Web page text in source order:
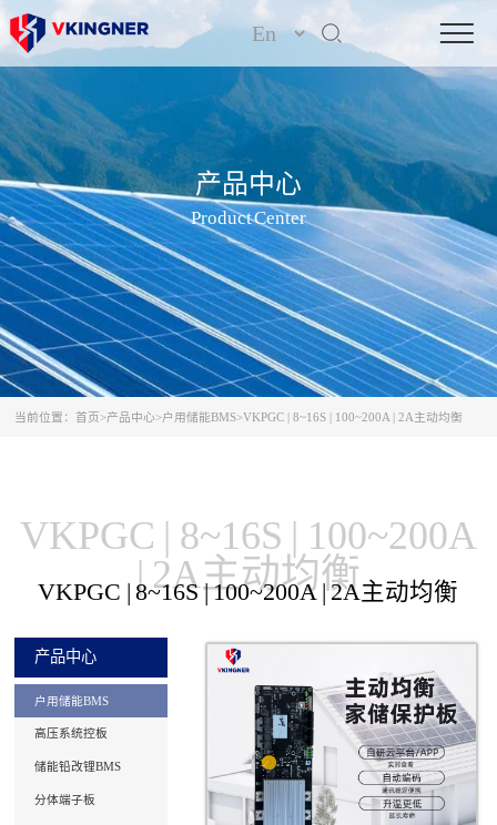
产品中心
Product Center
当前位置：首页 >产品中心>户用储能BMS>VKPGC | 8~16S | 100~200A | 2A主动均衡
VKPGC | 8~16S | 100~200A
| 2A主动均衡
VKPGC | 8~16S | 100~200A | 2A主动均衡
产品中心
户用储能BMS
高压系统控板
储能铅改锂BMS
分体端子板